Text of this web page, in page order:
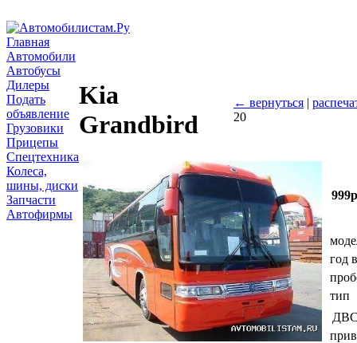
Главная
Автомобили
Автобусы
Дилеры
Подать
объявление
Грузовики
Прицепы
Спецтехника
Колеса,
шины, диски
Запчасти
Автофирмы
Kia
Grandbird
← вернуться |
20
999р
год
тип